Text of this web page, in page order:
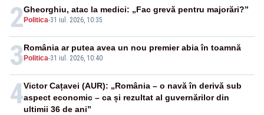
2 Politica-31 iul. 2026, 10:35
Gheorghiu, atac la medici: „Fac grevă pentru majorări?”
3 Politica-31 iul. 2026, 10:40
România ar putea avea un nou premier abia în toamnă
4Victor Cațavei (AUR): „România – o navă în derivă sub
aspect economic – ca și rezultat al guvernărilor din
ultimii 36 de ani”